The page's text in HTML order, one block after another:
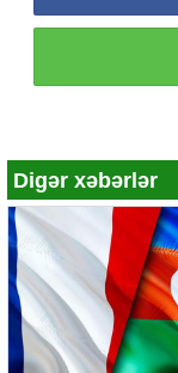
Digər xəbərlər